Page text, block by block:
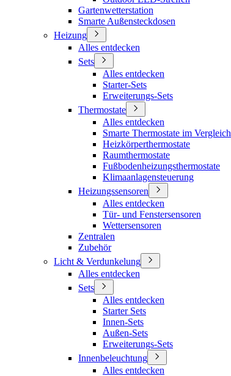
Gartenwetterstation
Smarte Außensteckdosen
Heizung
Alles entdecken
Sets
Alles entdecken
Starter-Sets
Erweiterungs-Sets
Thermostate
Alles entdecken
Smarte Thermostate im Vergleich
Heizkörperthermostate
Raumthermostate
Fußbodenheizungsthermostate
Klimaanlagensteuerung
Heizungssensoren
Alles entdecken
Tür- und Fenstersensoren
Wettersensoren
Zentralen
Zubehör
Licht & Verdunkelung
Alles entdecken
Sets
Alles entdecken
Starter Sets
Innen-Sets
Außen-Sets
Erweiterungs-Sets
Innenbeleuchtung
Alles entdecken